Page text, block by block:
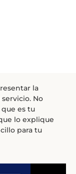
la
No
es tu
lo explique
para tu